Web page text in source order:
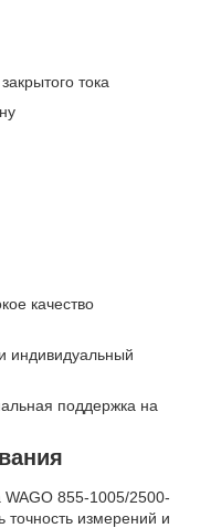
тока
качество
индивидуальный
поддержка на
855-1005/2500-
точность измерений и